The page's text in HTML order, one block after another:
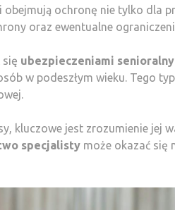
ochronę nie tylko dla
oraz ewentualne
się ubezpieczeniami
w podeszłym wieku. Tego
kluczowe jest zrozumienie jej
specjalisty może okazać się